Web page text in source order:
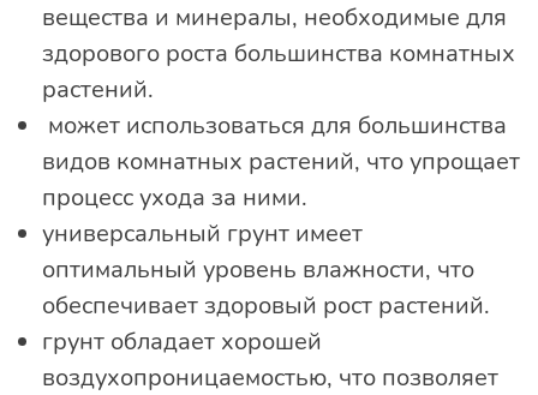
вещества и минералы, необходимые для
здорового роста большинства комнатных
растений.
может использоваться для большинства
видов комнатных растений, что упрощает
процесс ухода за ними.
универсальный грунт имеет
оптимальный уровень влажности, что
обеспечивает здоровый рост растений.
грунт обладает хорошей
воздухопроницаемостью, что позволяет